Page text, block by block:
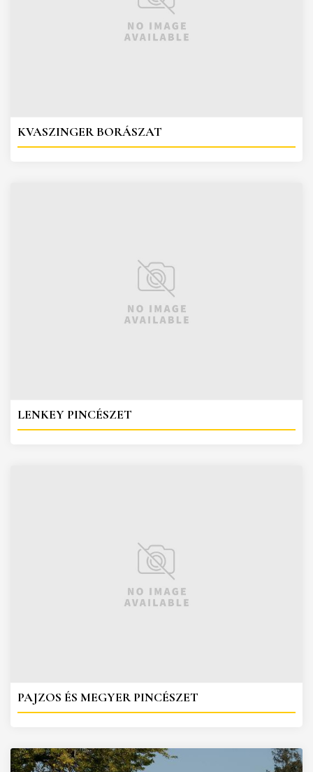
KVASZINGER BORÁSZAT
LENKEY PINCÉSZET
PAJZOS ÉS MEGYER PINCÉSZET